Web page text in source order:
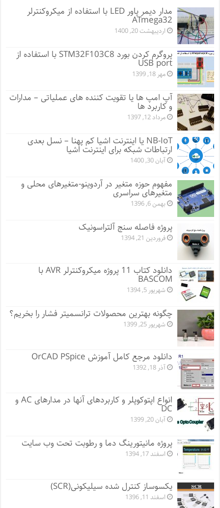
مدار دیمر پاور LED با استفاده از میکروکنترلر
ATmega32
اردیبهشت 20, 1400
پروگرم کردن بورد STM32F103C8 با استفاده از
USB port
مهر 18, 1399
آپ امپ ها یا تقویت کننده های عملیاتی – مدارات
و کاربرد ها
مرداد 12, 1397
NB-IoT یا اینترنت اشیا کم پهنا – نسل بعدی
ارتباطات شبکه برای اینترنت اشیا
آبان 30, 1400
مفهوم حوزه متغیر در آردوینو-متغیرهای محلی و
متغیرهای سراسری
بهمن 6, 1396
پروژه فاصله سنج آلتراسونیک
فروردین 21, 1394
دانلود کتاب 11 پروژه میکروکنترلر AVR با
BASCOM
شهریور 5, 1394
چگونه بهترین محصولات ترانسمیتر فشار را بخریم؟
شهریور 25, 1399
دانلود مرجع کامل آموزش OrCAD PSpice
آذر 18, 1392
انواع اپتوکوپلر و کاربردهای آنها در مدارهای AC و
DC
آبان 20, 1399
پروژه مانيتورينگ دما و رطوبت تحت وب سایت
اسفند 17, 1394
یکسوساز کنترل شده سیلیکونی(SCR)
اسفند 11, 1396